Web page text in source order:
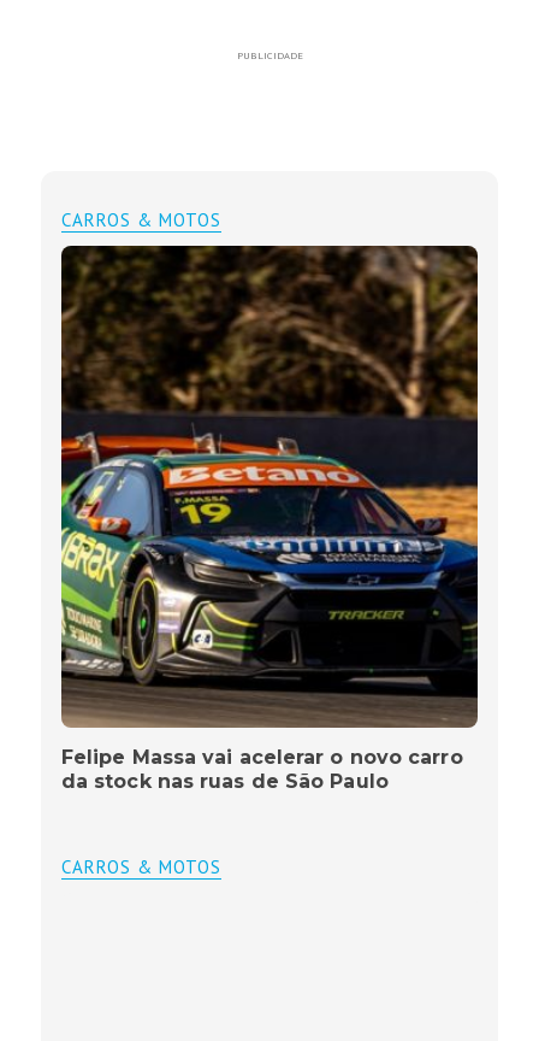
PUBLICIDADE
CARROS & MOTOS
Felipe Massa vai acelerar o novo carro
da stock nas ruas de São Paulo
CARROS & MOTOS